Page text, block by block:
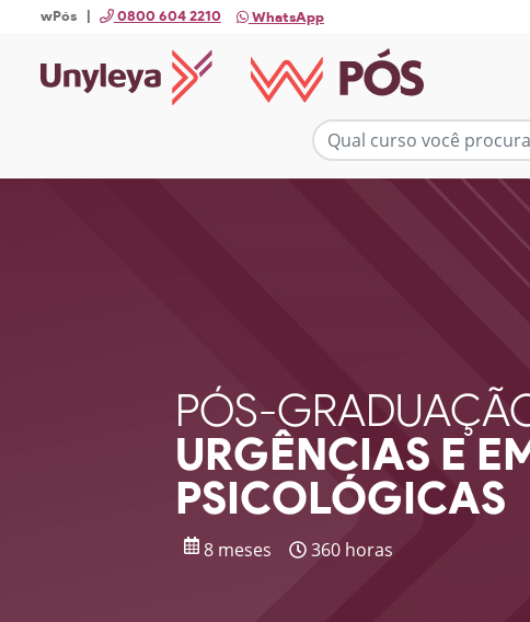
wPós | 0800 604 2210 WhatsApp
PÓS-
URGÊNCIAS E
PSICOLÓGICAS
8 meses 360 horas